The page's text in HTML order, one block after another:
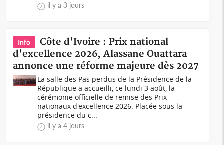
il y a 3 jours
Info
Côte d'Ivoire : Prix national
d'excellence 2026, Alassane Ouattara
annonce une réforme majeure dès 2027
La salle des Pas perdus de la Présidence de la
République a accueilli, ce lundi 3 août, la
cérémonie officielle de remise des Prix
nationaux d'excellence 2026. Placée sous la
présidence du c...
il y a 4 jours